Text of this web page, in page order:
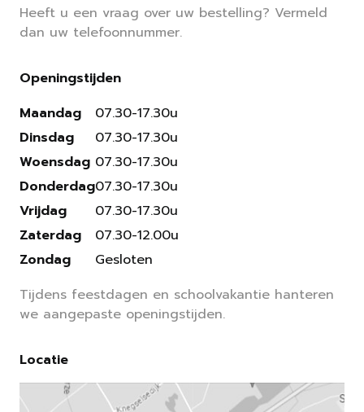
Heeft u een vraag over uw bestelling? Vermeld
dan uw telefoonnummer.
Openingstijden
Maandag
Dinsdag
Woensdag
Donderdag
Vrijdag
Zaterdag
Zondag
07.30-17.30u
07.30-17.30u
07.30-17.30u
07.30-17.30u
07.30-17.30u
07.30-12.00u
Gesloten
Tijdens feestdagen en schoolvakantie hanteren
we aangepaste openingstijden.
Locatie